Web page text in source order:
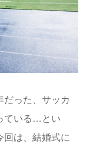
だった、サッカ
ている…とい
回は、結婚式に